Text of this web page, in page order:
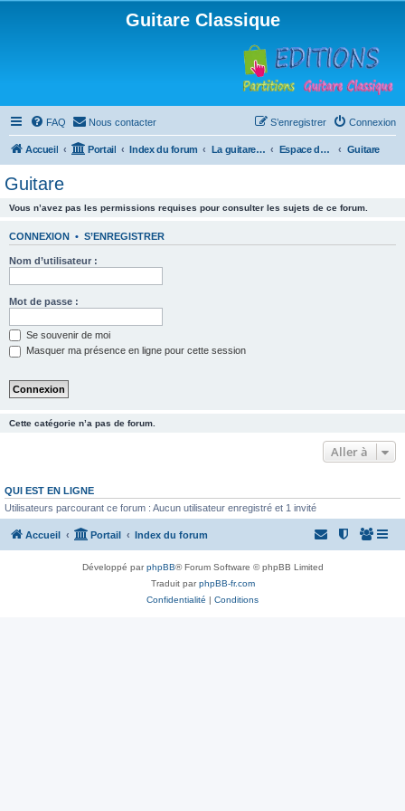
Guitare Classique
FAQ Nous contacter Connexion
S’enregistrer
Accueil Portail Index du forum La guitare : instrument, cours et théorie Espace débutants Guitare
Guitare
Vous n’avez pas les permissions requises pour consulter les sujets de ce forum.
CONNEXION • S’ENREGISTRER
Nom d’utilisateur :
Mot de passe :
Se souvenir de moi
Masquer ma présence en ligne pour cette session
Cette catégorie n’a pas de forum.
Aller à
QUI EST EN LIGNE
Utilisateurs parcourant ce forum : Aucun utilisateur enregistré et 1 invité
Accueil Portail Index du forum
Développé parphpBB® Forum Software © phpBB Limited
Traduit parphpBB-fr.com
Confidentialité | Conditions